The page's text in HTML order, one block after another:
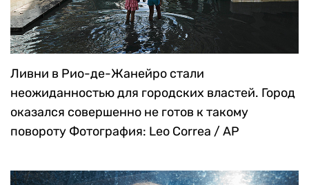
Ливни в Рио-де-Жанейро стали
неожиданностью для городских властей. Город
оказался совершенно не готов к такому
повороту Фотография: Leo Correa / AP